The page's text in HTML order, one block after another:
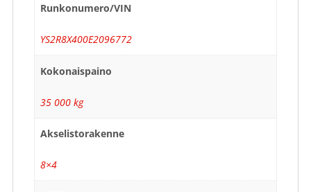
Runkonumero/VIN
YS2R8X400E2096772
Kokonaispaino
35 000 kg
Akselistorakenne
8×4